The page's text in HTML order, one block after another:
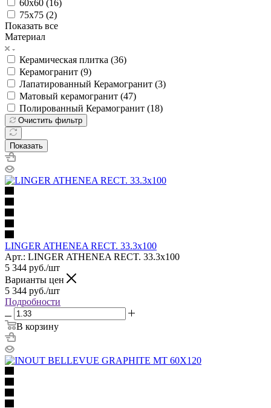
60х60 (16)
75x75 (2)
Показать все
Материал
Керамическая плитка (36)
Керамогранит (9)
Лапатированный Керамогранит (3)
Матовый керамогранит (47)
Полированный Керамогранит (18)
Очистить фильтр
Показать
LINGER ATHENEA RECT. 33.3x100
Арт.: LINGER ATHENEA RECT. 33.3x100
5 344 руб./шт
Варианты цен
5 344 руб./шт
Подробности
В корзину